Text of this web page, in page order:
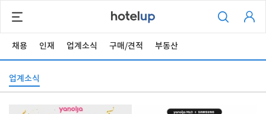
채용 인재 업계소식 구매/견적 부동산
업계소식